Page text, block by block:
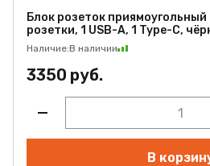
Блок розеток
розетки, 1 USB-A, 1 Type-C,
Наличие:В наличии
3350 руб.
В